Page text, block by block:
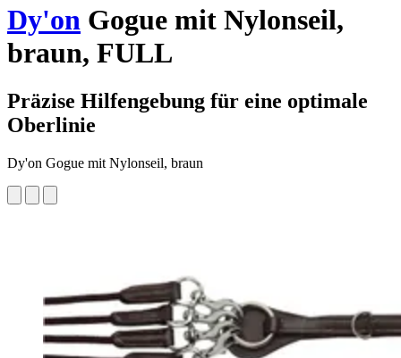
Dy'on Gogue mit Nylonseil,
braun, FULL
Präzise Hilfengebung für eine optimale
Oberlinie
Dy'on Gogue mit Nylonseil, braun